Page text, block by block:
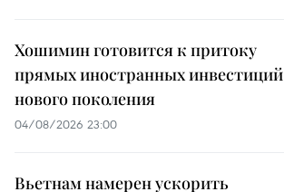
Хошимин готовится к притоку
прямых иностранных инвестиций
нового поколения
04/08/2026 23:00
Вьетнам намерен ускорить